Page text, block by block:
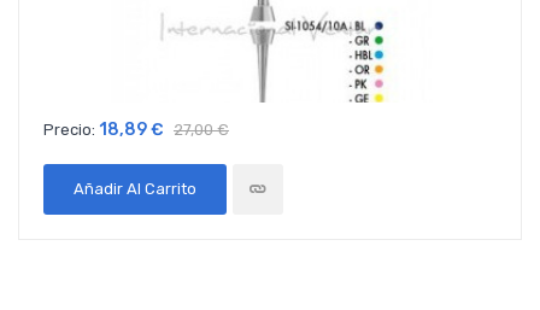
Precio: 18,89 € 27,00 €
Añadir Al Carrito